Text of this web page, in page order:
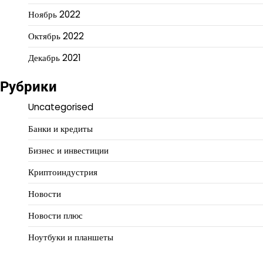
Ноябрь 2022
Октябрь 2022
Декабрь 2021
Рубрики
Uncategorised
Банки и кредиты
Бизнес и инвестиции
Криптоиндустрия
Новости
Новости плюс
Ноутбуки и планшеты